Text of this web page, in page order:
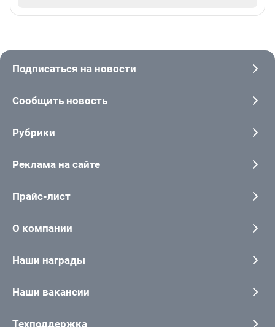
Подписаться на новости
Сообщить новость
Рубрики
Реклама на сайте
Прайс-лист
О компании
Наши награды
Наши вакансии
Техподдержка